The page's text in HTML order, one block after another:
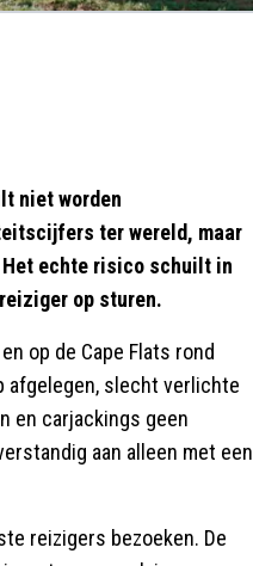
niet worden
ter wereld, maar
echte risico schuilt in
op sturen.
op de Cape Flats rond
afgelegen, slecht verlichte
en carjackings geen
aan alleen met een
reizigers bezoeken. De